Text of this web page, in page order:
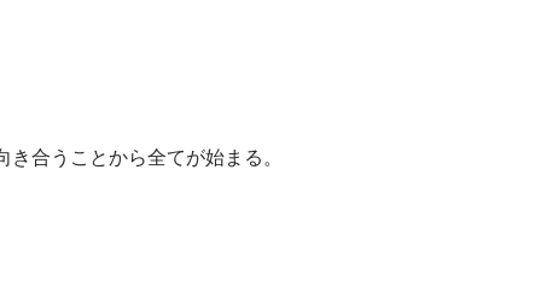
合うことから全てが始まる。